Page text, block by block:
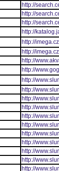
http://
http://
http://
http://
http://
http://
http://
http://
http://
http://
http://
http://
http://
http://
http://
http://
http://
http://
http://